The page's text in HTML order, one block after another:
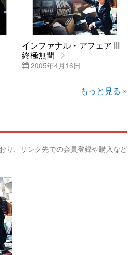
インファナル・アフェア III
終極無間
2005年4月16日
もっと見る »
り、リンク先での会員登録や購入など